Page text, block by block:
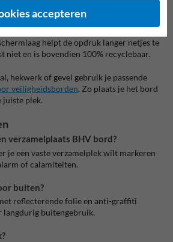
meerdere afmetingen en met
3 is extra geschikt wanneer het bord ook
helpt de opdruk langer netjes te
niet en is bovendien 100% recyclebaar.
hekwerk of gevel gebruik je passende
veiligheidsborden. Zo plaats je het bord
juiste plek.
verzamelplaats BHV bord?
je een vaste verzamelplek wilt markeren
of calamiteiten.
buiten?
reflecterende folie en anti-graffiti
langdurig buitengebruik.
accepteren